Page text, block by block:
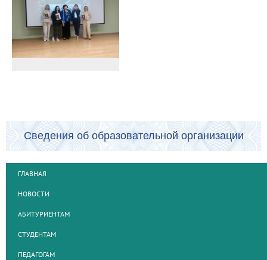
Сведения об образовательной организации
ГЛАВНАЯ
НОВОСТИ
АБИТУРИЕНТАМ
СТУДЕНТАМ
ПЕДАГОГАМ